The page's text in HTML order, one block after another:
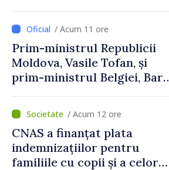
/ Acum 11 ore
Prim-ministrul Republicii
Moldova, Vasile Tofan, și
prim-ministrul Belgiei, Bart
despre parcursul european
al Republicii Moldova.
/ Acum 12 ore
CNAS a finanțat plata
indemnizațiilor pentru
familiile cu copii și a celor